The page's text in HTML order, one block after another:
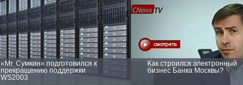
«Mr. Сумкин» подготовился к
прекращению поддержки
WS2003
Как строился электронный
бизнес Банка Москвы?